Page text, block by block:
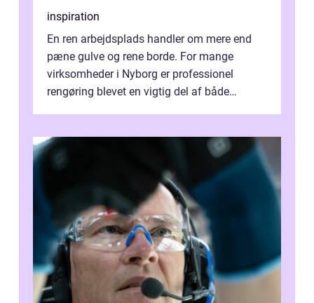
inspiration
En ren arbejdsplads handler om mere end
pæne gulve og rene borde. For mange
virksomheder i Nyborg er professionel
rengøring blevet en vigtig del af både